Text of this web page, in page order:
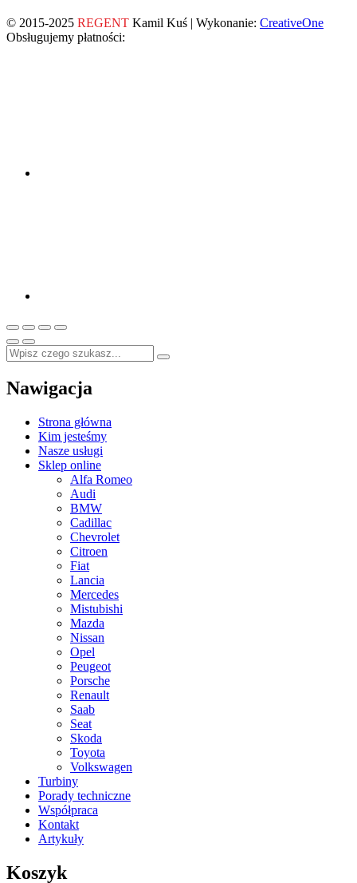
© 2015-2025 REGENT Kamil Kuś | Wykonanie: CreativeOne
Obsługujemy płatności:
Nawigacja
Strona główna
Kim jesteśmy
Nasze usługi
Sklep online
Alfa Romeo
Audi
BMW
Cadillac
Chevrolet
Citroen
Fiat
Lancia
Mercedes
Mistubishi
Mazda
Nissan
Opel
Peugeot
Porsche
Renault
Saab
Seat
Skoda
Toyota
Volkswagen
Turbiny
Porady techniczne
Współpraca
Kontakt
Artykuły
Koszyk